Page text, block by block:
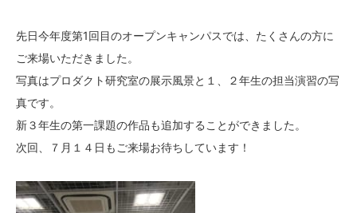
先日今年度第1回目のオープンキャンパスでは、たくさんの方に
ご来場いただきました。
写真はプロダクト研究室の展示風景と１、２年生の担当演習の写
真です。
新３年生の第一課題の作品も追加することができました。
次回、７月１４日もご来場お待ちしています！